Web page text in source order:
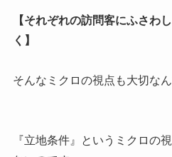
【それぞれの訪問客にふさわ
く】
そんなミクロの視点も大切なん
『立地条件』というミクロの